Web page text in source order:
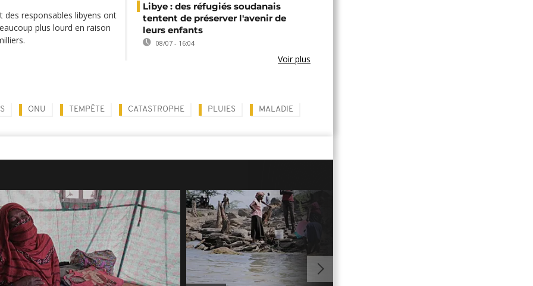
responsables libyens ont
plus lourd en raison
Libye : des réfugiés soudanais
tentent de préserver l'avenir de
leurs enfants
08/07 - 16:04
Voir plus
ONU TEMPÊTE CATASTROPHE PLUIES MALADIE